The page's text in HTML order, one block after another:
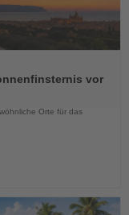
vor
Orte für das